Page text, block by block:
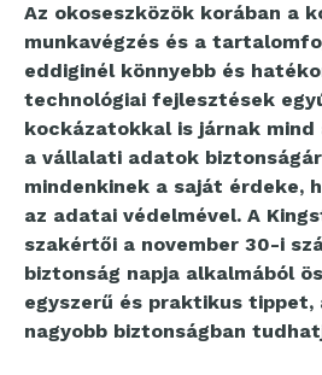
Az okoseszközök korában a
munkavégzés és a
eddiginél könnyebb és
technológiai fejlesztések
kockázatokkal is járnak mind
a vállalati adatok
mindenkinek a saját érdeke,
az adatai védelmével. A
szakértői a november 30-i
biztonság napja alkalmából
egyszerű és praktikus tippet,
nagyobb biztonságban